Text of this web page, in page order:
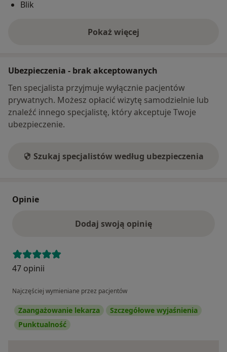
Blik
Pokaż więcej
o adresie
Ubezpieczenia - brak akceptowanych
Ten specjalista przyjmuje wyłącznie pacjentów
prywatnych. Możesz opłacić wizytę samodzielnie lub
znaleźć innego specjalistę, który akceptuje Twoje
ubezpieczenie.
Szukaj specjalistów według ubezpieczenia
Opinie
Dodaj swoją opinię
47 opinii
Najczęściej wymieniane przez pacjentów
Zaangażowanie lekarza
Szczegółowe wyjaśnienia
Punktualność